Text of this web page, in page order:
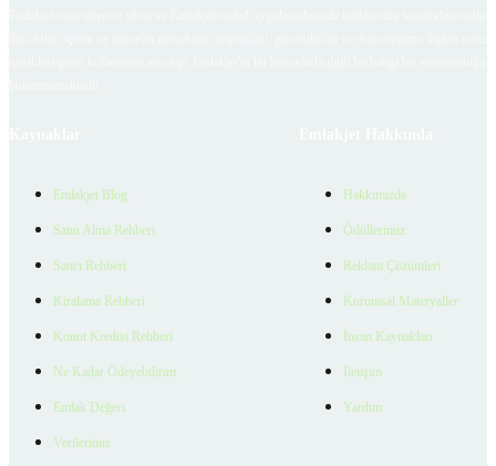
Emlakjet Blog
Satın Alma Rehberi
Satıcı Rehberi
Kiralama Rehberi
Konut Kredisi Rehberi
Ne Kadar Ödeyebilirim
Emlak Değeri
Verilerimiz
Hakkımızda
Ödüllerimiz
Reklam Çözümleri
Kurumsal Materyaller
İnsan Kaynakları
İletişim
Yardım